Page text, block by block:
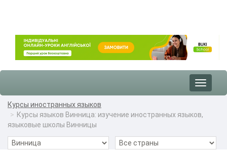
Toggle
Курсы иностранных языков
Курсы языков Винница: изучение иностранных языков,
языковые школы Винницы